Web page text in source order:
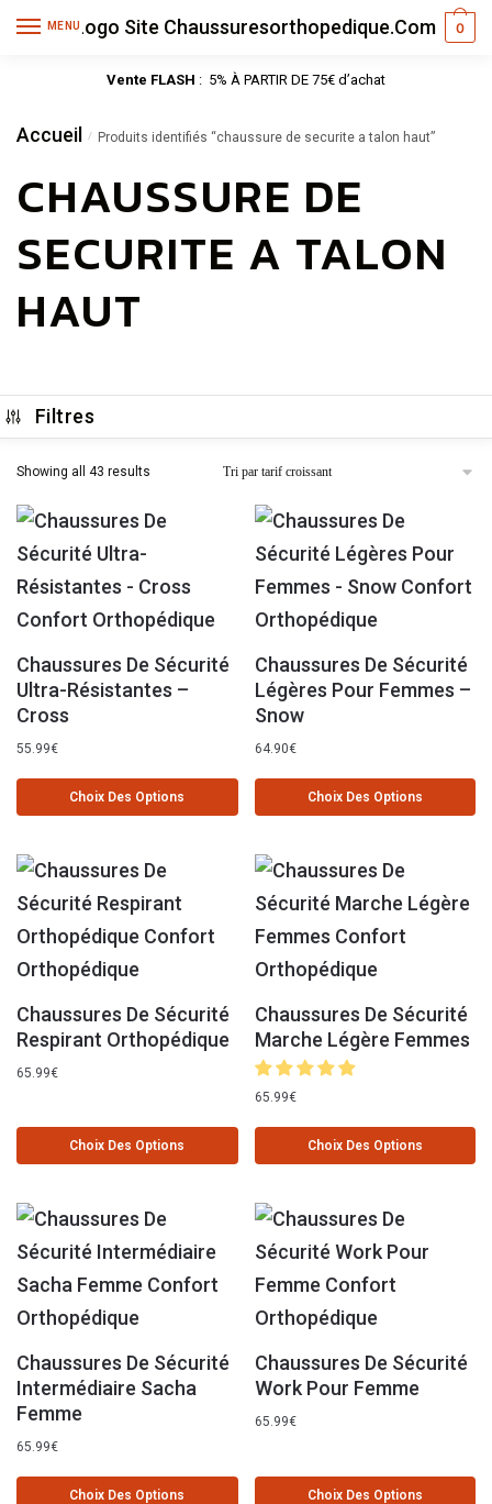
MENU 0
Vente FLASH : 5% À PARTIR DE 75€ d’achat
Accueil / Produits identifiés “chaussure de securite a talon haut”
CHAUSSURE DE
SECURITE A TALON
HAUT
Filtres
Showing all 43 results
Chaussures De Sécurité
Ultra-Résistantes –
Cross
55.99€
Choix Des Options
Chaussures De Sécurité
Légères Pour Femmes –
Snow
64.90€
Choix Des Options
Chaussures De Sécurité
Respirant Orthopédique
65.99€
Choix Des Options
Chaussures De Sécurité
Marche Légère Femmes
65.99€
Choix Des Options
Chaussures De Sécurité
Intermédiaire Sacha
Femme
65.99€
Choix Des Options
Chaussures De Sécurité
Work Pour Femme
65.99€
Choix Des Options